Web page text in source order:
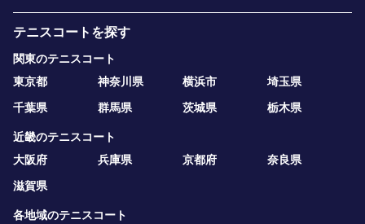
テニスコートを探す
関東のテニスコート
東京都
神奈川県 横浜市
埼玉県
千葉県
群馬県 茨城県 栃木県
近畿のテニスコート
大阪府
兵庫県 京都府
奈良県
滋賀県
各地域のテニスコート